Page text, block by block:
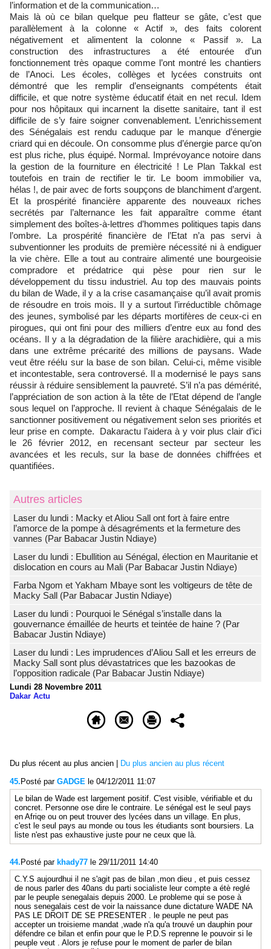
l’information et de la communication…
Mais là où ce bilan quelque peu flatteur se gâte, c’est que
parallèlement à la colonne « Actif », des faits colorent
négativement et alimentent la colonne « Passif ». La
construction des infrastructures a été entourée d’un
fonctionnement très opaque comme l’ont montré les chantiers
de l’Anoci. Les écoles, collèges et lycées construits ont
démontré que les remplir d’enseignants compétents était
difficile, et que notre système éducatif était en net recul. Idem
pour nos hôpitaux qui incarnent la disette sanitaire, tant il est
difficile de s’y faire soigner convenablement. L’enrichissement
des Sénégalais est rendu caduque par le manque d’énergie
criard qui en découle. On consomme plus d’énergie parce qu’on
est plus riche, plus équipé. Normal. Imprévoyance notoire dans
la gestion de la fourniture en électricité ! Le Plan Takkal est
toutefois en train de rectifier le tir. Le boom immobilier va,
hélas !, de pair avec de forts soupçons de blanchiment d’argent.
Et la prospérité financière apparente des nouveaux riches
secrétés par l’alternance les fait apparaître comme étant
simplement des boîtes-à-lettres d’hommes politiques tapis dans
l’ombre. La prospérité financière de l’Etat n’a pas servi à
subventionner les produits de première nécessité ni à endiguer
la vie chère. Elle a tout au contraire alimenté une bourgeoisie
compradore et prédatrice qui pèse pour rien sur le
développement du tissu industriel. Au top des mauvais points
du bilan de Wade, il y a la crise casamançaise qu’il avait promis
de résoudre en trois mois. Il y a surtout l’irréductible chômage
des jeunes, symbolisé par les départs mortifères de ceux-ci en
pirogues, qui ont fini pour des milliers d’entre eux au fond des
océans. Il y a la dégradation de la filière arachidière, qui a mis
dans une extrême précarité des millions de paysans. Wade
veut être réélu sur la base de son bilan. Celui-ci, même visible
et incontestable, sera controversé. Il a modernisé le pays sans
réussir à réduire sensiblement la pauvreté. S’il n’a pas démérité,
l’appréciation de son action à la tête de l’Etat dépend de l’angle
sous lequel on l’approche. Il revient à chaque Sénégalais de le
sanctionner positivement ou négativement selon ses priorités et
leur prise en compte. Dakaractu l’aidera à y voir plus clair d’ici
le 26 février 2012, en recensant secteur par secteur les
avancées et les reculs, sur la base de données chiffrées et
quantifiées.
Autres articles
Laser du lundi : Macky et Aliou Sall ont fort à faire entre
l’amorce de la pompe à désagréments et la fermeture des
vannes (Par Babacar Justin Ndiaye)
Laser du lundi : Ebullition au Sénégal, élection en Mauritanie et
dislocation en cours au Mali (Par Babacar Justin Ndiaye)
Farba Ngom et Yakham Mbaye sont les voltigeurs de tête de
Macky Sall (Par Babacar Justin Ndiaye)
Laser du lundi : Pourquoi le Sénégal s’installe dans la
gouvernance émaillée de heurts et teintée de haine ? (Par
Babacar Justin Ndiaye)
Laser du lundi : Les imprudences d’Aliou Sall et les erreurs de
Macky Sall sont plus dévastatrices que les bazookas de
l’opposition radicale (Par Babacar Justin Ndiaye)
Lundi 28 Novembre 2011
Dakar Actu
Du plus récent au plus ancien
Du plus ancien au plus récent
45. Posté par GADGE le 04/12/2011 11:07
Le bilan de Wade est largement positif. C'est visible, vérifiable et du
concret. Personne ose dire le contraire. Le sénégal est le seul pays
en Afriqe ou on peut trouver des lycées dans un village. En plus,
c'est le seul pays au monde ou tous les étudiants sont boursiers. La
liste n'est pas exhaustive juste pour ne ceux que là.
44.Posté par khady77 le 29/11/2011 14:40
C.Y.S aujourdhui il ne s'agit pas de bilan ,mon dieu , et puis cessez
de nous parler des 40ans du parti socialiste leur compte a étè reglé
par le peuple senegalais depuis 2000. Le probleme qui se pose à
nous senegalais cest de voir la naissance dune dictature WADE NA
PAS LE DROIT DE SE PRESENTER . le peuple ne peut pas
accepter un troisieme mandat ,wade n'a qu'a trouvé un dauphin pour
défendre ce bilan et enfin pour que le P.D.S reprenne le pouvoir si le
peuple veut . Alors je refuse pour le moment de parler de bilan